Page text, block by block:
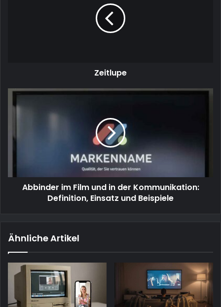
Zeitlupe
Abbinder
Einsatz
Abbinder im Film und in der Kommunikation:
Definition, Einsatz und Beispiele
Ähnliche Artikel